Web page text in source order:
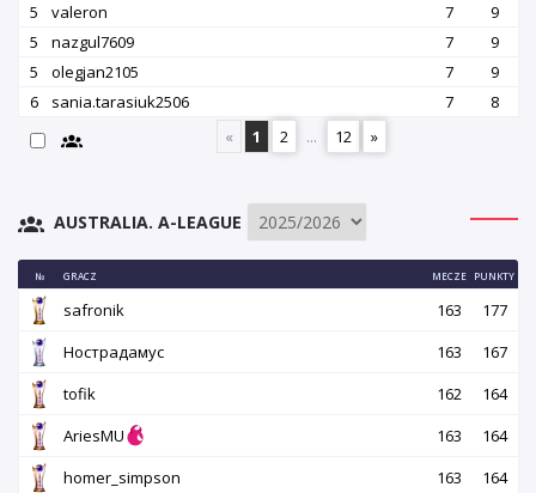
5
valeron 7
9
5
nazgul7609 7
9
5
olegjan2105 7
9
6
sania.tarasiuk2506 7
8
«
1 2 ... 12 »
AUSTRALIA. A-LEAGUE
№ GRACZ MECZE PUNKTY
safronik 163
177
Нострадамус
163
167
tofik
162
164
AriesMU
163
164
homer_simpson
163
164